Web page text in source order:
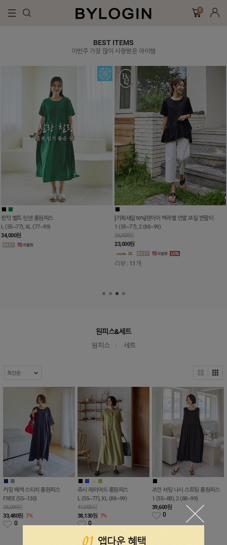
0
BEST ITEMS
이번주 가장 많이 사랑받은 아이템
■ ■
핀턱 벨트 린넨 롱원피스
L (55~77), XL (77~99)
34,000원
■
[기획세일10%]렌아이 백라벨 언발 프릴 반팔티
1 (55~77), 2 (88~99)
26,000원
23,000원
리뷰 : 11개
원피스&세트
원피스 세트
■ ■
커밍 배색 스티치 롱원피스
FREE (55~130)
36,000원
33,480원 7%
0
■ ■ ■
쥬시 레이어드 롱원피스
L (55~77), XL (88~99)
41,000원
38,130원 7%
0
■
조안 셔링 나시 스트링 롱원피스
1 (55~88), 2 (88~99)
39,600원
0